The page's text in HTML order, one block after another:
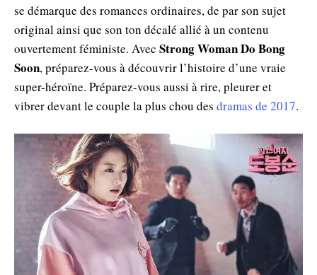
se démarque des romances ordinaires, de par son sujet
original ainsi que son ton décalé allié à un contenu
ouvertement féministe. Avec Strong Woman Do Bong
Soon, préparez-vous à découvrir l’histoire d’une vraie
super-héroïne. Préparez-vous aussi à rire, pleurer et
vibrer devant le couple la plus chou des dramas de 2017.